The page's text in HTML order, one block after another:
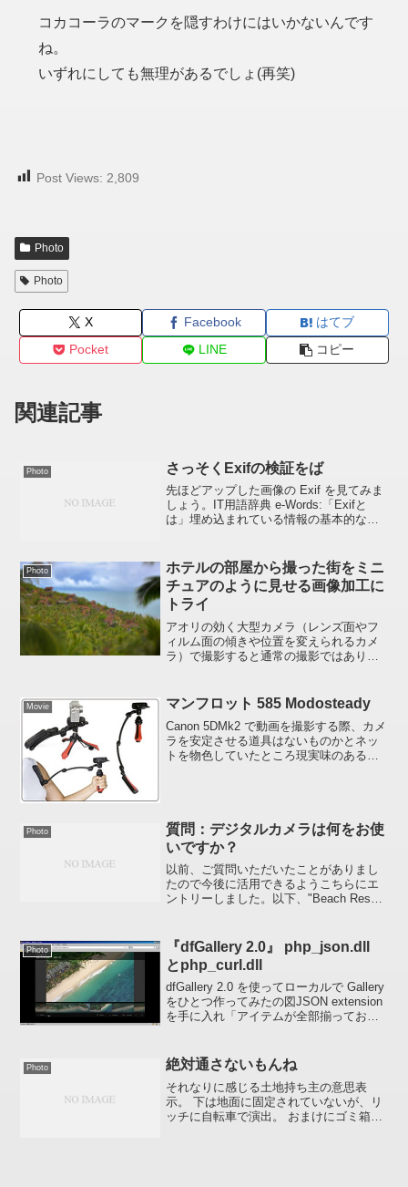
コカコーラのマークを隠すわけにはいかないんです
ね。
いずれにしても無理があるでしょ(再笑)
Post Views: 2,809
Photo
Photo
X Facebook
はてブ
Pocket
LINE コピー
関連記事
Photo さっそくExifの検証をば
先ほどアップした画像の Exif を見てみま
しょう。IT用語辞典 e-Words:「Exifと
は」埋め込まれている情報の基本的なも
選択しマウスカーソルを乗せておくと
デ...
Photo
ホテルの部屋から撮った街をミニ
チュアのように見せる画像加工に
トライ
アオリの効く大型カメラ（レンズ面やフ
ィルム面の傾きや位置を変えられるカメ
ラ）で撮影すると通常の撮影ではありえ
使ってそれっぽく見せることが出来るよ
うなのでちょっと...
Movie マンフロット 585 Modosteady
Canon 5DMk2 で動画を撮影する際、カメ
ラを安定させる道具はないものかとネッ
トを物色していたところ現実味のある価
Photo
質問：デジタルカメラは何をお使
いですか？
以前、ご質問いただいたことがありまし
たので今後に活用できるようこちらにエ
ントリーしました。以下、"Beach Resort
は何をお使いですか？A：Cano...
Photo
『dfGallery 2.0』 php_json.dll
とphp_curl.dll
dfGallery 2.0 を使ってローカルで Gallery
をひとつ作ってみたの図JSON extension
を手に入れ「アイテムが全部揃ってお城
っ設置できた...
Photo 絶対通さないもんね
それなりに感じる土地持ち主の意思表
示。 下は地面に固定されていないが、リ
ッチに自転車で演出。 おまけにゴミ箱付